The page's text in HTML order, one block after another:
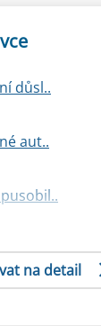
důsl..
aut..
na detail